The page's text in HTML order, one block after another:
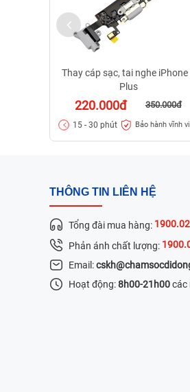
Thay cáp sạc, tai nghe iPhone
Plus
220.000đ 350.000đ
15 - 30 phút Bảo hành vĩnh
THÔNG TIN LIÊN HỆ
Tổng đài mua hàng:
Phản ánh chất lượng:
Email:
Hoạt động:8h00-21h00các